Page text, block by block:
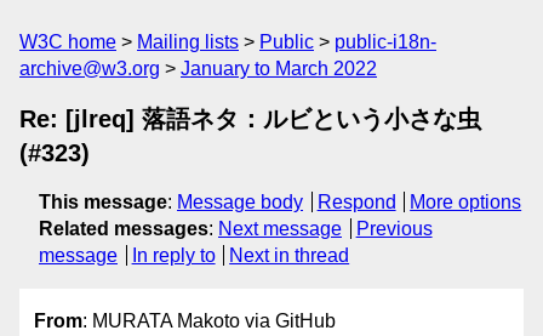
W3C home Mailing lists Public
public-i18n-
archive@w3.org
January to March 2022
Re: [jlreq] 落語ネタ：ルビという小さな虫
(#323)
This message: Message body Respond
More options
Related messages: Next message
Previous
message
In reply to Next in thread
From: MURATA Makoto via GitHub